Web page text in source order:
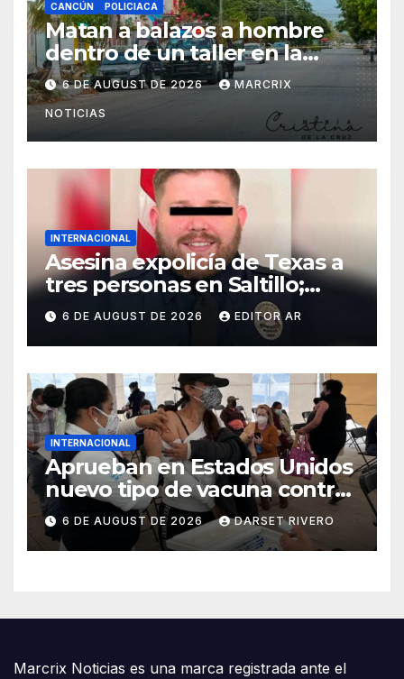
CANCÚN POLICIACA
Matan a balazos a hombre
dentro de un taller en la
Supermanzana 222 de
Cancún
6 DE AUGUST DE 2026 MARCRIX
NOTICIAS
INTERNACIONAL
Asesina expolicía de Texas a
tres personas en Saltillo;
huye con un menor
6 DE AUGUST DE 2026 EDITOR AR
INTERNACIONAL
Aprueban en Estados Unidos
nuevo tipo de vacuna contra
la gripe
6 DE AUGUST DE 2026 DARSET RIVERO
Marcrix Noticias es una marca registrada ante el